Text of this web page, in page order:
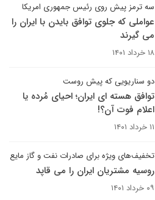
سه ترمز پیش روی رئیس جمهوری امریکا
عواملی که جلوی توافق بایدن با ایران را
می گیرند
۱۸ خرداد ۱۴۰۱
دو سناریویی که پیش روست
توافق هسته ای ایران؛ احیای مُرده یا
اعلام فوت آن؟!
۱۱ خرداد ۱۴۰۱
تخفیف‌های ویژه برای صادرات نفت و گاز مایع
روسیه مشتریان ایران را می قاپد
۰۹ خرداد ۱۴۰۱